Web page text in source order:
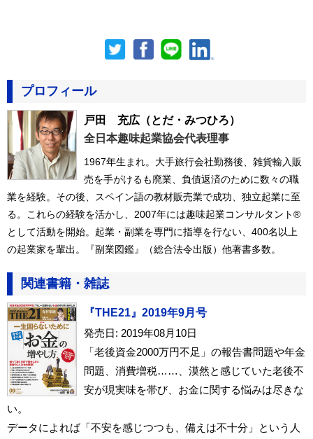
プロフィール
戸田 充広 （とだ・みつひろ）
全日本趣味起業協会代表理事
1967年生まれ。大手旅行会社勤務後、雑貨輸入販
売を手がけるも廃業、負債返済のために数々の職
業を経験。その後、スペイン語の教材販売業で成功、独立起業に至
る。これらの経験を活かし、2007年には趣味起業コンサルタント®
として活動を開始。起業・副業を専門に指導を行ない、400名以上
の起業家を輩出。『副業図鑑』（総合法令出版）他著書多数。
関連書籍・雑誌
『THE21』2019年9月号
発売日: 2019年08月10日
「老後資金2000万円不足」の報告書問題や年金
問題、消費増税……、漠然と感じていた老後不
安が現実味を帯び、お金に関する悩みは尽きな
い。
データによれば「不安を感じつつも、備えは不十分」という人